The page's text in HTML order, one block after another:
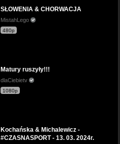
SŁOWENIA & CHORWACJA
MistahLego
480p
Matury ruszyły!!!
dlaCiebietv
1080p
Kochańska & Michalewicz -
#CZASNASPORT - 13. 03. 2024r.